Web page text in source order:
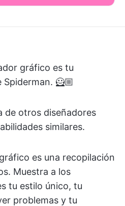
gráfico es tu
🦸🏼
de otros diseñadores
similares.
es una recopilación
Muestra a los
tu estilo único, tu
problemas y tu